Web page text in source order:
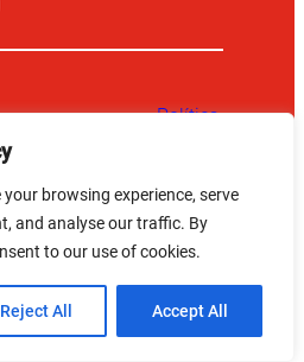
browsing experience, serve
and analyse our traffic. By
to our use of cookies.
Reject All Accept All
Política